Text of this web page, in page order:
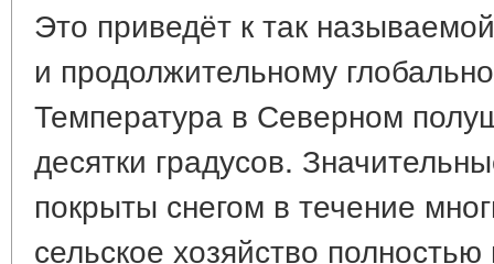
Это приведёт к так
и продолжительному
Температура в Северном
десятки градусов.
покрыты снегом в течение
сельское хозяйство